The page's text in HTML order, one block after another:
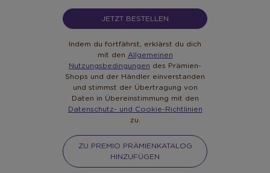
JETZT BESTELLEN
Indem du fortfährst, erklärst du dich
mit den Allgemeinen
Nutzungsbedingungen des Prämien-
Shops und der Händler einverstanden
und stimmst der Übertragung von
Daten in Übereinstimmung mit den
Datenschutz- und Cookie-Richtlinien
zu.
ZU PREMIO PRÄMIENKATALOG
HINZUFÜGEN